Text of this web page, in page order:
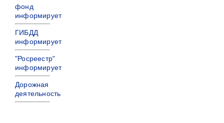
фонд
информирует
ГИБДД
информирует
"Росреестр"
информирует
Дорожная
деятельность